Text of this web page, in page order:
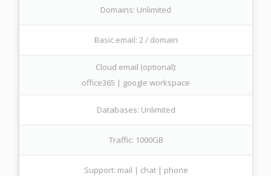
Domains: Unlimited
Basic email: 2 / domain
Cloud email (optional):
office365 | google workspace
Databases: Unlimited
Traffic: 1000GB
Support: mail | chat | phone